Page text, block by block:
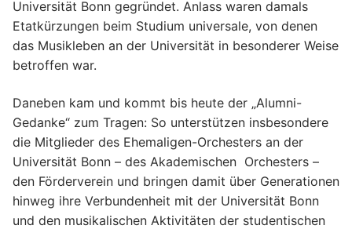
Universität Bonn gegründet. Anlass waren damals
Etatkürzungen beim Studium universale, von denen
das Musikleben an der Universität in besonderer Weise
betroffen war.
Daneben kam und kommt bis heute der „Alumni-
Gedanke“ zum Tragen: So unterstützen insbesondere
die Mitglieder des Ehemaligen-Orchesters an der
Universität Bonn – des Akademischen Orchesters –
den Förderverein und bringen damit über Generationen
hinweg ihre Verbundenheit mit der Universität Bonn
und den musikalischen Aktivitäten der studentischen